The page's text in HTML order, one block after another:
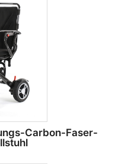
Carbon-Faser-